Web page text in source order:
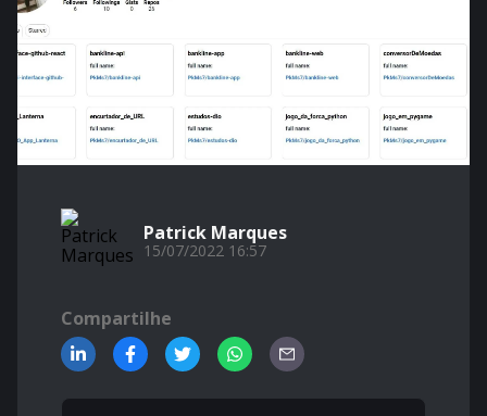
Patrick Marques
15/07/2022 16:57
Compartilhe